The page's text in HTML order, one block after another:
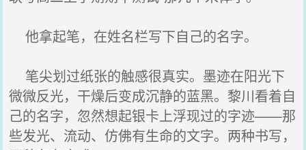
他拿起笔，在姓名栏写下自己的名字。
笔尖划过纸张的触感很真实。墨迹在阳光下
微微反光，干燥后变成沉静的蓝黑。黎川看着自
己的名字，忽然想起银卡上浮现过的字迹——那
些发光、流动、仿佛有生命的文字。两种书写，